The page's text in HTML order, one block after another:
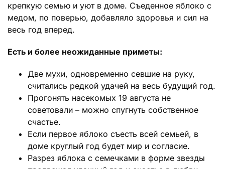
крепкую семью и уют в доме. Съеденное яблоко с
медом, по поверью, добавляло здоровья и сил на
весь год вперед.
Есть и более неожиданные приметы:
Две мухи, одновременно севшие на руку,
считались редкой удачей на весь будущий год.
Прогонять насекомых 19 августа не
советовали – можно спугнуть собственное
счастье.
Если первое яблоко съесть всей семьей, в
доме круглый год будет мир и согласие.
Разрез яблока с семечками в форме звезды